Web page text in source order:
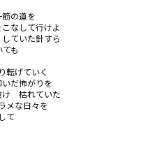
の道を
なして行けよ
ていた針すら
も
転げていく
だ怖がりを
　枯れていた
メな日々を
て